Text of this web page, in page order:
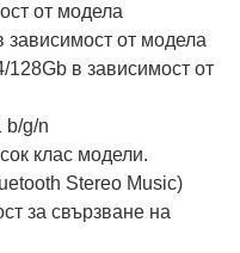
от модела
зависимост от модела
в зависимост от
b/g/n
клас модели.
Stereo Music)
за свързване на